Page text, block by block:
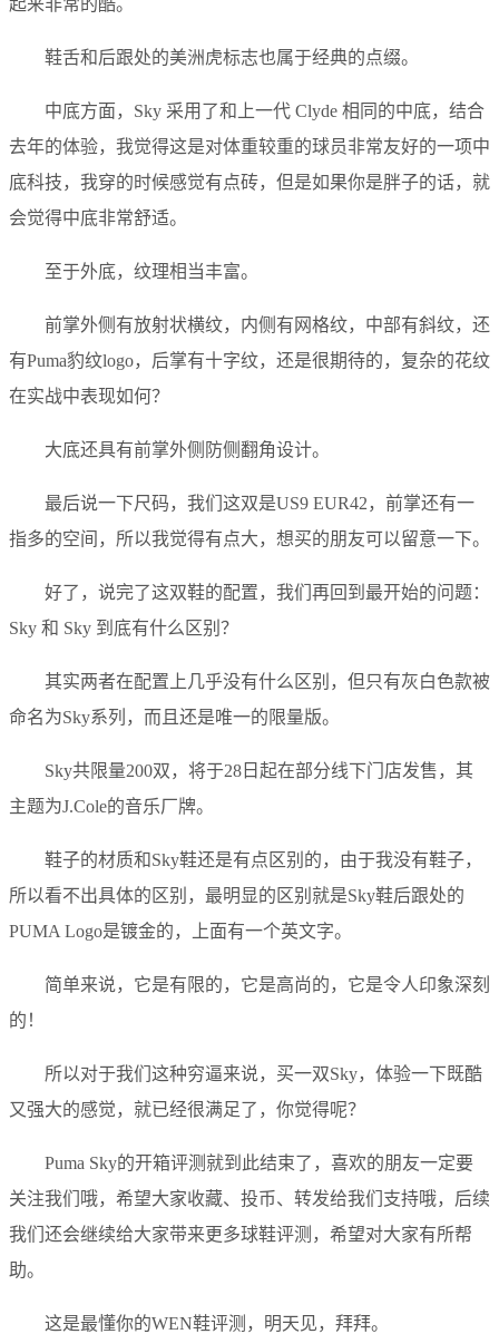
鞋舌和后跟处的美洲虎标志也属于经典的点缀。
中底方面，Sky 采用了和上一代 Clyde 相同的中底，结合
去年的体验，我觉得这是对体重较重的球员非常友好的一项中
底科技，我穿的时候感觉有点砖，但是如果你是胖子的话，就
会觉得中底非常舒适。
至于外底，纹理相当丰富。
前掌外侧有放射状横纹，内侧有网格纹，中部有斜纹，还
有Puma豹纹logo，后掌有十字纹，还是很期待的，复杂的花纹
在实战中表现如何？
大底还具有前掌外侧防侧翻角设计。
最后说一下尺码，我们这双是US9 EUR42，前掌还有一
指多的空间，所以我觉得有点大，想买的朋友可以留意一下。
好了，说完了这双鞋的配置，我们再回到最开始的问题：
Sky 和 ​​Sky 到底有什么区别？
其实两者在配置上几乎没有什么区别，但只有灰白色款被
命名为Sky系列，而且还是唯一的限量版。
Sky共限量200双，将于28日起在部分线下门店发售，其
主题为J.Cole的音乐厂牌。
鞋子的材质和Sky鞋还是有点区别的，由于我没有鞋子，
所以看不出具体的区别，最明显的区别就是Sky鞋后跟处的
PUMA Logo是镀金的，上面有一个英文字。
简单来说，它是有限的，它是高尚的，它是令人印象深刻
的！
所以对于我们这种穷逼来说，买一双Sky，体验一下既酷
又强大的感觉，就已经很满足了，你觉得呢？
Puma Sky的开箱评测就到此结束了，喜欢的朋友一定要
关注我们哦，希望大家收藏、投币、转发给我们支持哦，后续
我们还会继续给大家带来更多球鞋评测，希望对大家有所帮
助。
这是最懂你的WEN鞋评测，明天见，拜拜。